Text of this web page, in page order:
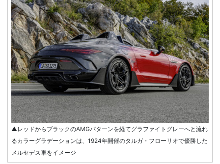
▲レッドからブラックのAMGパターンを経てグラファイトグレーへと流れ
るカラーグラデーションは、1924年開催のタルガ・フローリオで優勝した
メルセデス車をイメージ